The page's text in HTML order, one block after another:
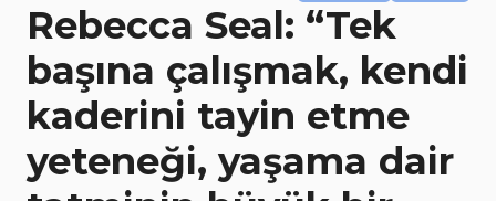
Rebecca Seal: “Tek
başına çalışmak, kendi
kaderini tayin etme
yeteneği, yaşama dair